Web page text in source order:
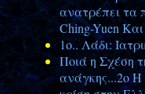
ανατρέπει τα
Ching-Yuen
1ο.. Λάδι:
Ποιά η Σχέση
ανάγκης...2ο